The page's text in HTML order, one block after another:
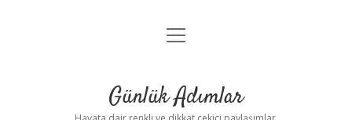
Anasayfa
Yasal Uyarı
menüyü
Günlük Adımlar